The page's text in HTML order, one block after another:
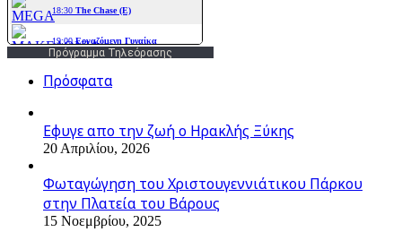
Πρόγραμμα Τηλεόρασης
Πρόσφατα
Εφυγε απο την ζωή o Ηρακλής Ξύκης
20 Απριλίου, 2026
Φωταγώγηση του Χριστουγεννιάτικου Πάρκου
στην Πλατεία του Βάρους
15 Νοεμβρίου, 2025